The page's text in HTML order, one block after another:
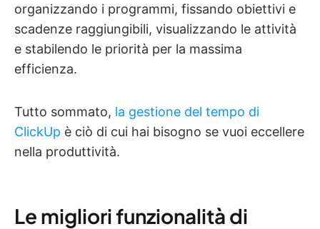
organizzando i programmi, fissando obiettivi e
scadenze raggiungibili, visualizzando le attività
e stabilendo le priorità per la massima
efficienza.
Tutto sommato, la gestione del tempo di
ClickUp è ciò di cui hai bisogno se vuoi eccellere
nella produttività.
Le migliori funzionalità di